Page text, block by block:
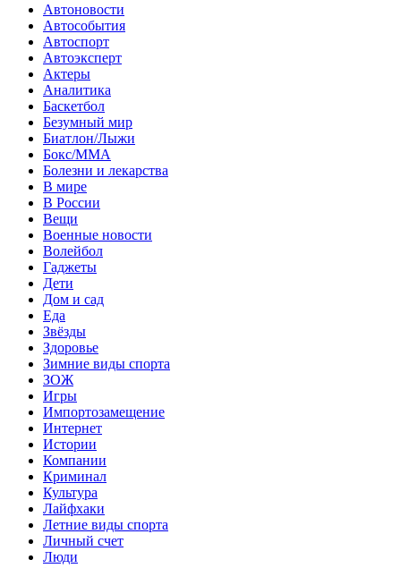
Автоновости
Автособытия
Автоспорт
Автоэксперт
Актеры
Аналитика
Баскетбол
Безумный мир
Биатлон/Лыжи
Бокс/MMA
Болезни и лекарства
В мире
В России
Вещи
Военные новости
Волейбол
Гаджеты
Дети
Дом и сад
Еда
Звёзды
Здоровье
Зимние виды спорта
ЗОЖ
Игры
Импортозамещение
Интернет
Истории
Компании
Криминал
Культура
Лайфхаки
Летние виды спорта
Личный счет
Люди